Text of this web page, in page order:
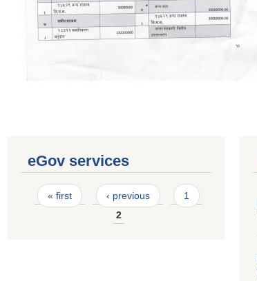
eGov services
Pages
« first ‹ previous
1
2